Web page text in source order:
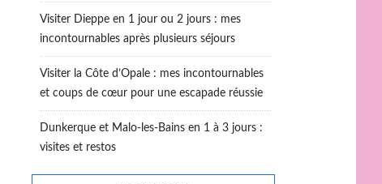
Visiter Dieppe en 1 jour ou 2 jours : mes
incontournables après plusieurs séjours
Visiter la Côte d’Opale : mes incontournables
et coups de cœur pour une escapade réussie
Dunkerque et Malo-les-Bains en 1 à 3 jours :
visites et restos